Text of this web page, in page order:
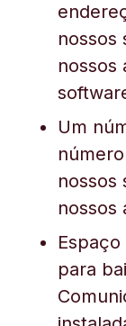
nossos
nossos
Um
nossos
nossos
para